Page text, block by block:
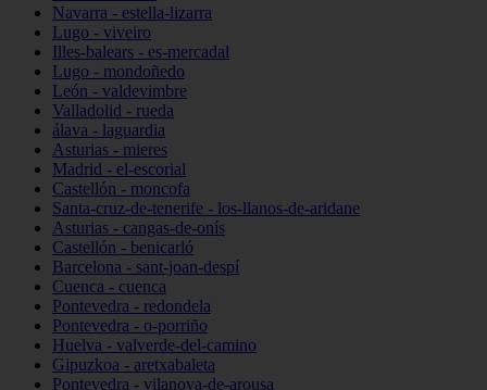
Navarra - estella-lizarra
Lugo - viveiro
Illes-balears - es-mercadal
Lugo - mondoñedo
León - valdevimbre
Valladolid - rueda
álava - laguardia
Asturias - mieres
Madrid - el-escorial
Castellón - moncofa
Santa-cruz-de-tenerife - los-llanos-de-aridane
Asturias - cangas-de-onís
Castellón - benicarló
Barcelona - sant-joan-despí
Cuenca - cuenca
Pontevedra - redondela
Pontevedra - o-porriño
Huelva - valverde-del-camino
Gipuzkoa - aretxabaleta
Pontevedra - vilanova-de-arousa